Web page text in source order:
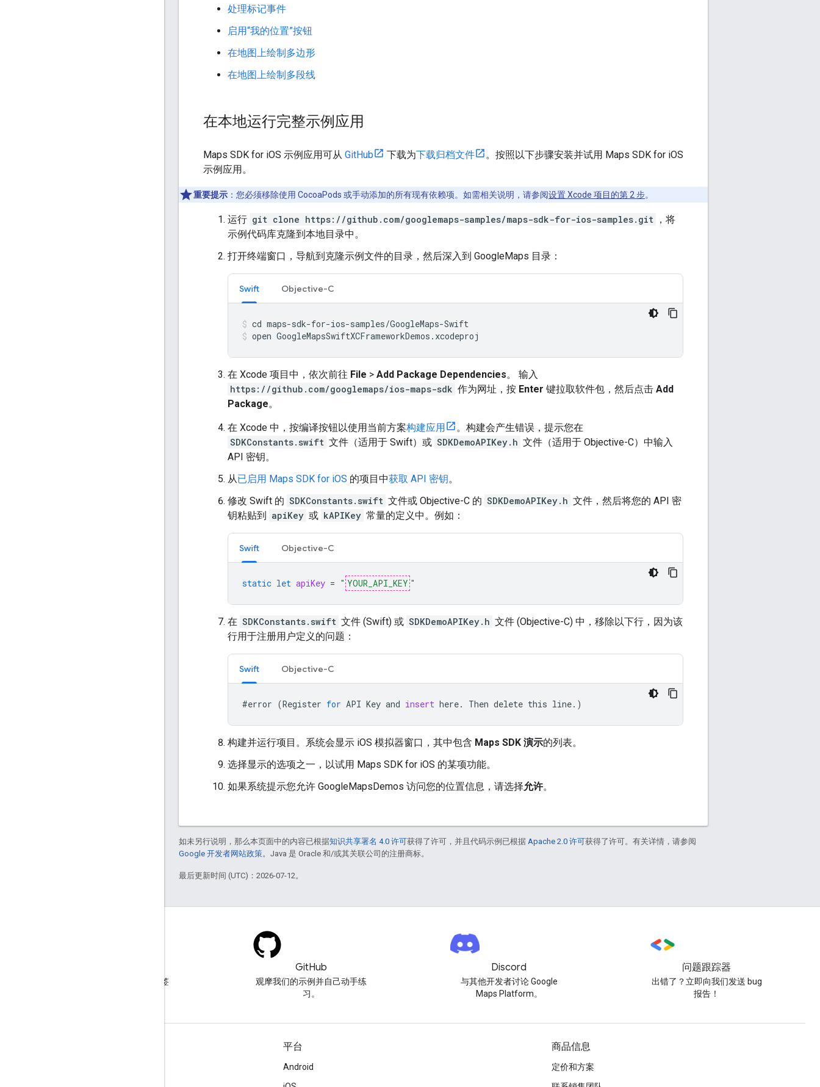
处理标记事件
启用“我的位置”按钮
在地图上绘制多边形
在地图上绘制多段线
在本地运行完整示例应用
Maps SDK for iOS 示例应用可从 GitHub 下载为下载归档文件
。按照以下步骤安装并试用 Maps SDK for iOS
示例应用。
重要提示 ：您必须移除使用 CocoaPods 或手动添加的所有现有依赖项。如需相关说明，请参阅设置 Xcode 项目的第 2 步。
运行 git clone https://github.com/googlemaps-samples/maps-sdk-for-ios-samples.git ，将
示例代码库克隆到本地目录中。
打开终端窗口，导航到克隆示例文件的目录，然后深入到 GoogleMaps 目录：
Swift Objective-C
open GoogleMapsSwiftXCFrameworkDemos.xcodeproj
在 Xcode 项目中，依次前往 File > Add Package Dependencies。 输入
https://github.com/googlemaps/ios-maps-sdk 作为网址，按 Enter 键拉取软件包，然后点击 Add
Package。
在 Xcode 中，按编译按钮以使用当前方案构建应用
。构建会产生错误，提示您在
SDKConstants.swift 文件（适用于 Swift）或 SDKDemoAPIKey.h 文件（适用于 Objective-C）中输入
API 密钥。
从已启用 Maps SDK for iOS 的项目中获取 API 密钥。
修改 Swift 的 SDKConstants.swift 文件或 Objective-C 的 SDKDemoAPIKey.h 文件，然后将您的 API 密
钥粘贴到 apiKey 或 kAPIKey 常量的定义中。例如：
Swift Objective-C
static let apiKey = " YOUR_API_KEY "
在 SDKConstants.swift 文件 (Swift) 或 SDKDemoAPIKey.h 文件 (Objective-C) 中，移除以下行，因为该
行用于注册用户定义的问题：
Swift Objective-C
#error (Register for API Key and insert here. Then delete this line.)
构建并运行项目。系统会显示 iOS 模拟器窗口，其中包含 Maps SDK 演示的列表。
选择显示的选项之一，以试用 Maps SDK for iOS 的某项功能。
如果系统提示您允许 GoogleMapsDemos 访问您的位置信息，请选择允许。
如未另行说明，那么本页面中的内容已根据知识共享署名 4.0 许可获得了许可，并且代码示例已根据 Apache 2.0 许可获得了许可。有关详情，请参阅
Google 开发者网站政策。Java 是 Oracle 和/或其关联公司的注册商标。
最后更新时间 (UTC)：2026-07-12。
在 google-maps-sdk-ios 标签
GitHub
观摩我们的示例并自己动手练
习。
Discord
与其他开发者讨论 Google
Maps Platform。
问题跟踪器
出错了？立即向我们发送 bug
报告！
平台
Android
商品信息
定价和方案